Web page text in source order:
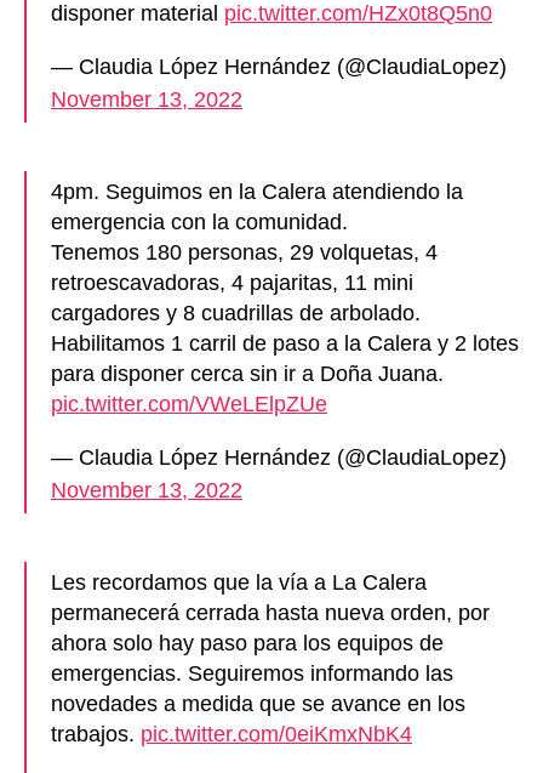
disponer material pic.twitter.com/HZx0t8Q5n0
— Claudia López Hernández (@ClaudiaLopez)
November 13, 2022
4pm. Seguimos en la Calera atendiendo la
emergencia con la comunidad.
Tenemos 180 personas, 29 volquetas, 4
retroescavadoras, 4 pajaritas, 11 mini
cargadores y 8 cuadrillas de arbolado.
Habilitamos 1 carril de paso a la Calera y 2 lotes
para disponer cerca sin ir a Doña Juana.
pic.twitter.com/VWeLElpZUe
— Claudia López Hernández (@ClaudiaLopez)
November 13, 2022
Les recordamos que la vía a La Calera
permanecerá cerrada hasta nueva orden, por
ahora solo hay paso para los equipos de
emergencias. Seguiremos informando las
novedades a medida que se avance en los
trabajos. pic.twitter.com/0eiKmxNbK4